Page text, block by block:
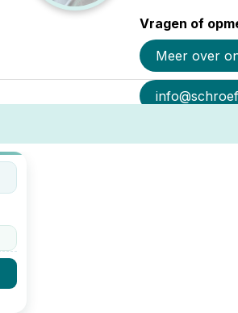
Vragen of
Meer over